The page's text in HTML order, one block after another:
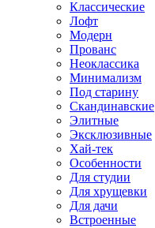
Классические
Лофт
Модерн
Прованс
Неоклассика
Минимализм
Под старину
Скандинавские
Элитные
Эксклюзивные
Хай-тек
Особенности
Для студии
Для хрущевки
Для дачи
Встроенные